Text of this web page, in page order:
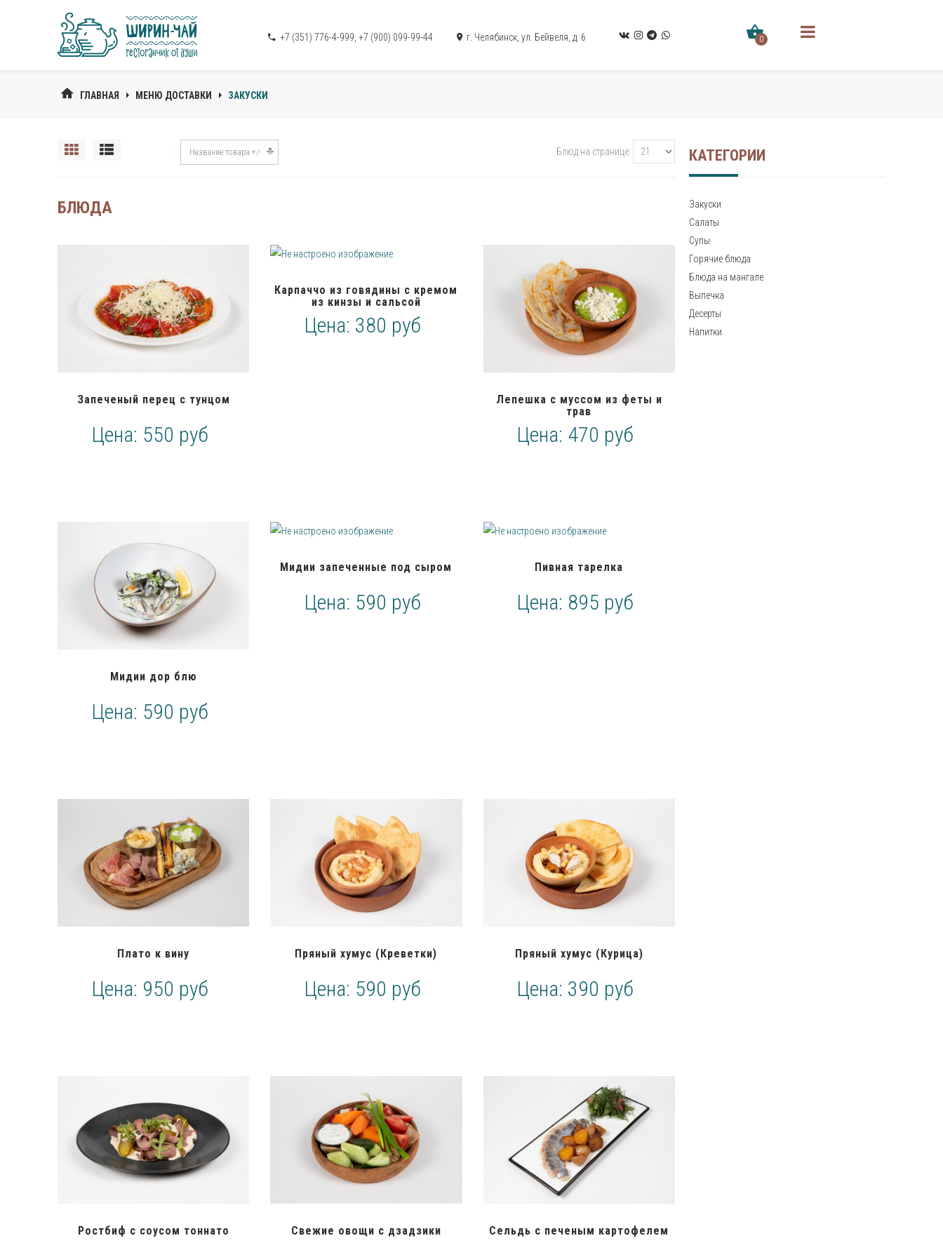
+7 (351) 776-4-999 +7 (900) 099-99-44 г. Челябинск, ул. Бейвеля, д. 6 0
ГЛАВНАЯ МЕНЮ ДОСТАВКИ ЗАКУСКИ
Блюд на странице
Название товара +/-
БЛЮДА
Запеченый перец с тунцом
Цена: 550 руб
Карпаччо из говядины с кремом
из кинзы и сальсой
Цена: 380 руб
Лепешка с муссом из феты и
трав
Цена: 470 руб
Мидии дор блю
Цена: 590 руб
Мидии запеченные под сыром
Цена: 590 руб
Пивная тарелка
Цена: 895 руб
Плато к вину
Цена: 950 руб
Пряный хумус (Креветки)
Цена: 590 руб
Пряный хумус (Курица)
Цена: 390 руб
Ростбиф с соусом тоннато Свежие овощи с дзадзики Сельдь с печеным картофелем
КАТЕГОРИИ
Закуски
Салаты
Супы
Горячие блюда
Блюда на мангале
Выпечка
Десерты
Напитки